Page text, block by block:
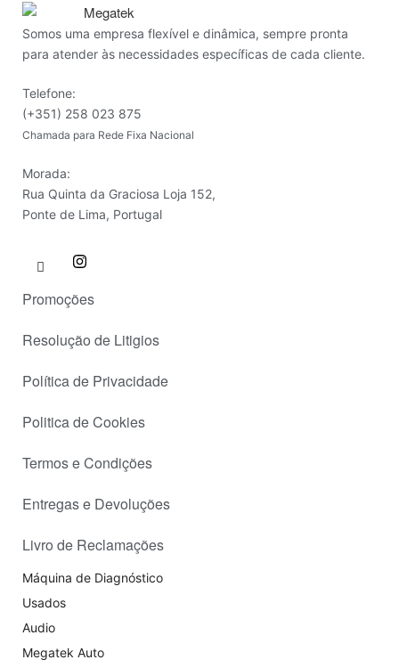
Somos uma empresa flexível e dinâmica, sempre pronta
para atender às necessidades específicas de cada cliente.
Telefone:
(+351) 258 023 875
Chamada para Rede Fixa Nacional
Morada:
Rua Quinta da Graciosa Loja 152,
Ponte de Lima, Portugal
Promoções
Resolução de Litigios
Política de Privacidade
Politica de Cookies
Termos e Condições
Entregas e Devoluções
Livro de Reclamações
Máquina de Diagnóstico
Usados
Audio
Megatek Auto